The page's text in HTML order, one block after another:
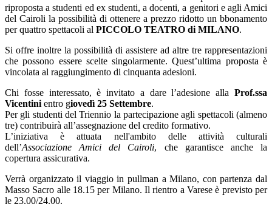
riproposta a studenti ed ex studenti, a docenti, a genitori e agli Amici
del Cairoli la possibilità di ottenere a prezzo ridotto un bbonamento
per quattro spettacoli al PICCOLO TEATRO di MILANO.
Si offre inoltre la possibilità di assistere ad altre tre rappresentazioni
che possono essere scelte singolarmente. Quest’ultima proposta è
vincolata al raggiungimento di cinquanta adesioni.
Chi fosse interessato, è invitato a dare l’adesione alla Prof.ssa
Vicentini entro giovedì 25 Settembre.
Per gli studenti del Triennio la partecipazione agli spettacoli (almeno
tre) contribuirà all’assegnazione del credito formativo.
L’iniziativa è attuata nell'ambito delle attività culturali
dell’Associazione Amici del Cairoli, che garantisce anche la
copertura assicurativa.
Verrà organizzato il viaggio in pullman a Milano, con partenza dal
Masso Sacro alle 18.15 per Milano. Il rientro a Varese è previsto per
le 23.00/24.00.